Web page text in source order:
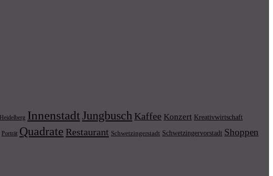
Heidelberg InnenstadtJungbusch Kaffee Konzert Kreativwirtschaft
Porträt Quadrate Restaurant Schwetzingerstadt Schwetzingervorstadt Shoppen